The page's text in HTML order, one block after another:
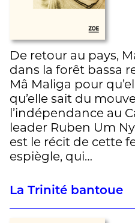
De retour au pays,
dans la forêt bassa
Mâ Maliga pour
qu’elle sait du
l’indépendance au
leader Ruben Um
est le récit de cette
espiègle, qui…
La Trinité bantoue